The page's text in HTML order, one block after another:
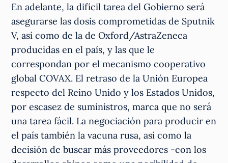
En adelante, la difícil tarea del Gobierno será
asegurarse las dosis comprometidas de Sputnik
V, así como de la de Oxford/AstraZeneca
producidas en el país, y las que le
correspondan por el mecanismo cooperativo
global COVAX. El retraso de la Unión Europea
respecto del Reino Unido y los Estados Unidos,
por escasez de suministros, marca que no será
una tarea fácil. La negociación para producir en
el país también la vacuna rusa, así como la
decisión de buscar más proveedores -con los